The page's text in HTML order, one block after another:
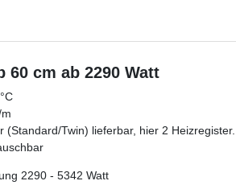
60 cm ab 2290 Watt
Twin) lieferbar, hier 2 Heizregister.
2290 - 5342 Watt